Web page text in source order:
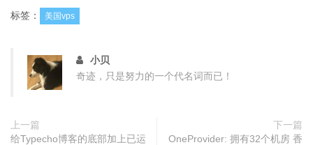
标签： 美国vps
小贝
奇迹，只是努力的一个代名词而已！
上一篇
给Typecho博客的底部加上已运
下一篇
OneProvider: 拥有32个机房 香